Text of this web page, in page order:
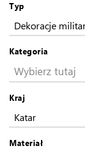
Typ
Dekoracje
Kategoria
Wybierz tutaj
Kraj
Katar
Materiał